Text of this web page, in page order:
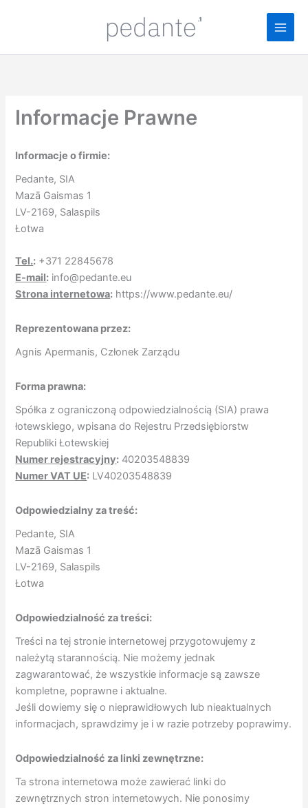
Informacje Prawne
Informacje o firmie:
Pedante, SIA
Mazā Gaismas 1
LV-2169, Salaspils
Łotwa
Tel.: +371 22845678
E-mail: info@pedante.eu
Strona internetowa: https://www.pedante.eu/
Reprezentowana przez:
Agnis Apermanis, Członek Zarządu
Forma prawna:
Spółka z ograniczoną odpowiedzialnością (SIA) prawa
łotewskiego, wpisana do Rejestru Przedsiębiorstw
Republiki Łotewskiej
Numer rejestracyjny: 40203548839
Numer VAT UE: LV40203548839
Odpowiedzialny za treść:
Pedante, SIA
Mazā Gaismas 1
LV-2169, Salaspils
Łotwa
Odpowiedzialność za treści:
Treści na tej stronie internetowej przygotowujemy z
należytą starannością. Nie możemy jednak
zagwarantować, że wszystkie informacje są zawsze
kompletne, poprawne i aktualne.
Jeśli dowiemy się o nieprawidłowych lub nieaktualnych
informacjach, sprawdzimy je i w razie potrzeby poprawimy.
Odpowiedzialność za linki zewnętrzne:
Ta strona internetowa może zawierać linki do
zewnętrznych stron internetowych. Nie ponosimy